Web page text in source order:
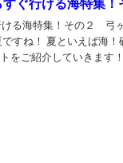
すぐ行ける海特集
る海特集！その２ 弓
すね！ 夏といえば海
をご紹介していきま